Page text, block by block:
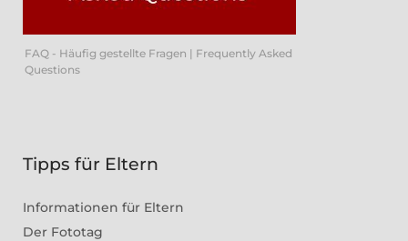
FAQ - Häufig gestellte Fragen | Frequently Asked
Questions
Tipps für Eltern
Informationen für Eltern
Der Fototag